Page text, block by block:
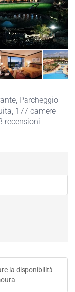
, Parcheggio
, 177 camere -
recensioni
la disponibilità